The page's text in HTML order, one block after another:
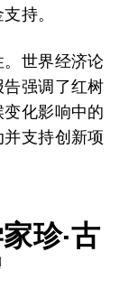
持。
世界经济论
告强调了红树
化影响中的
支持创新项
珍·古